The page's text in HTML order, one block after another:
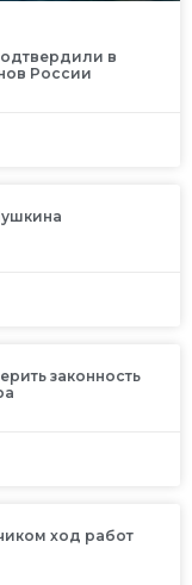
в
России
законность
ход работ